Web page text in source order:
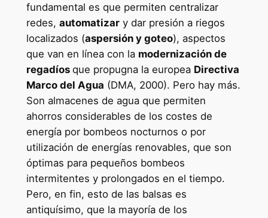
fundamental es que permiten centralizar
redes, automatizary dar presión a riegos
localizados (aspersión y goteo), aspectos
que van en línea con la modernización de
regadíos que propugna la europea Directiva
Marco del Agua (DMA, 2000). Pero hay más.
Son almacenes de agua que permiten
ahorros considerables de los costes de
energía por bombeos nocturnos o por
utilización de energías renovables, que son
óptimas para pequeños bombeos
intermitentes y prolongados en el tiempo.
Pero, en fin, esto de las balsas es
antiquísimo, que la mayoría de los